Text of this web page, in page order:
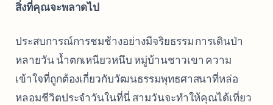
สิ่งที่คุณจะพลาดไป
ประสบการณ์การชมช้างอย่างมีจริยธรรม การเดินป่า
หลายวัน น้ำตกเหนียวหนึบ หมู่บ้านชาวเขา ความ
เข้าใจที่ถูกต้องเกี่ยวกับวัฒนธรรมพุทธศาสนาที่หล่อ
หลอมชีวิตประจำวันในที่นี่ สามวันจะทำให้คุณได้เที่ยว